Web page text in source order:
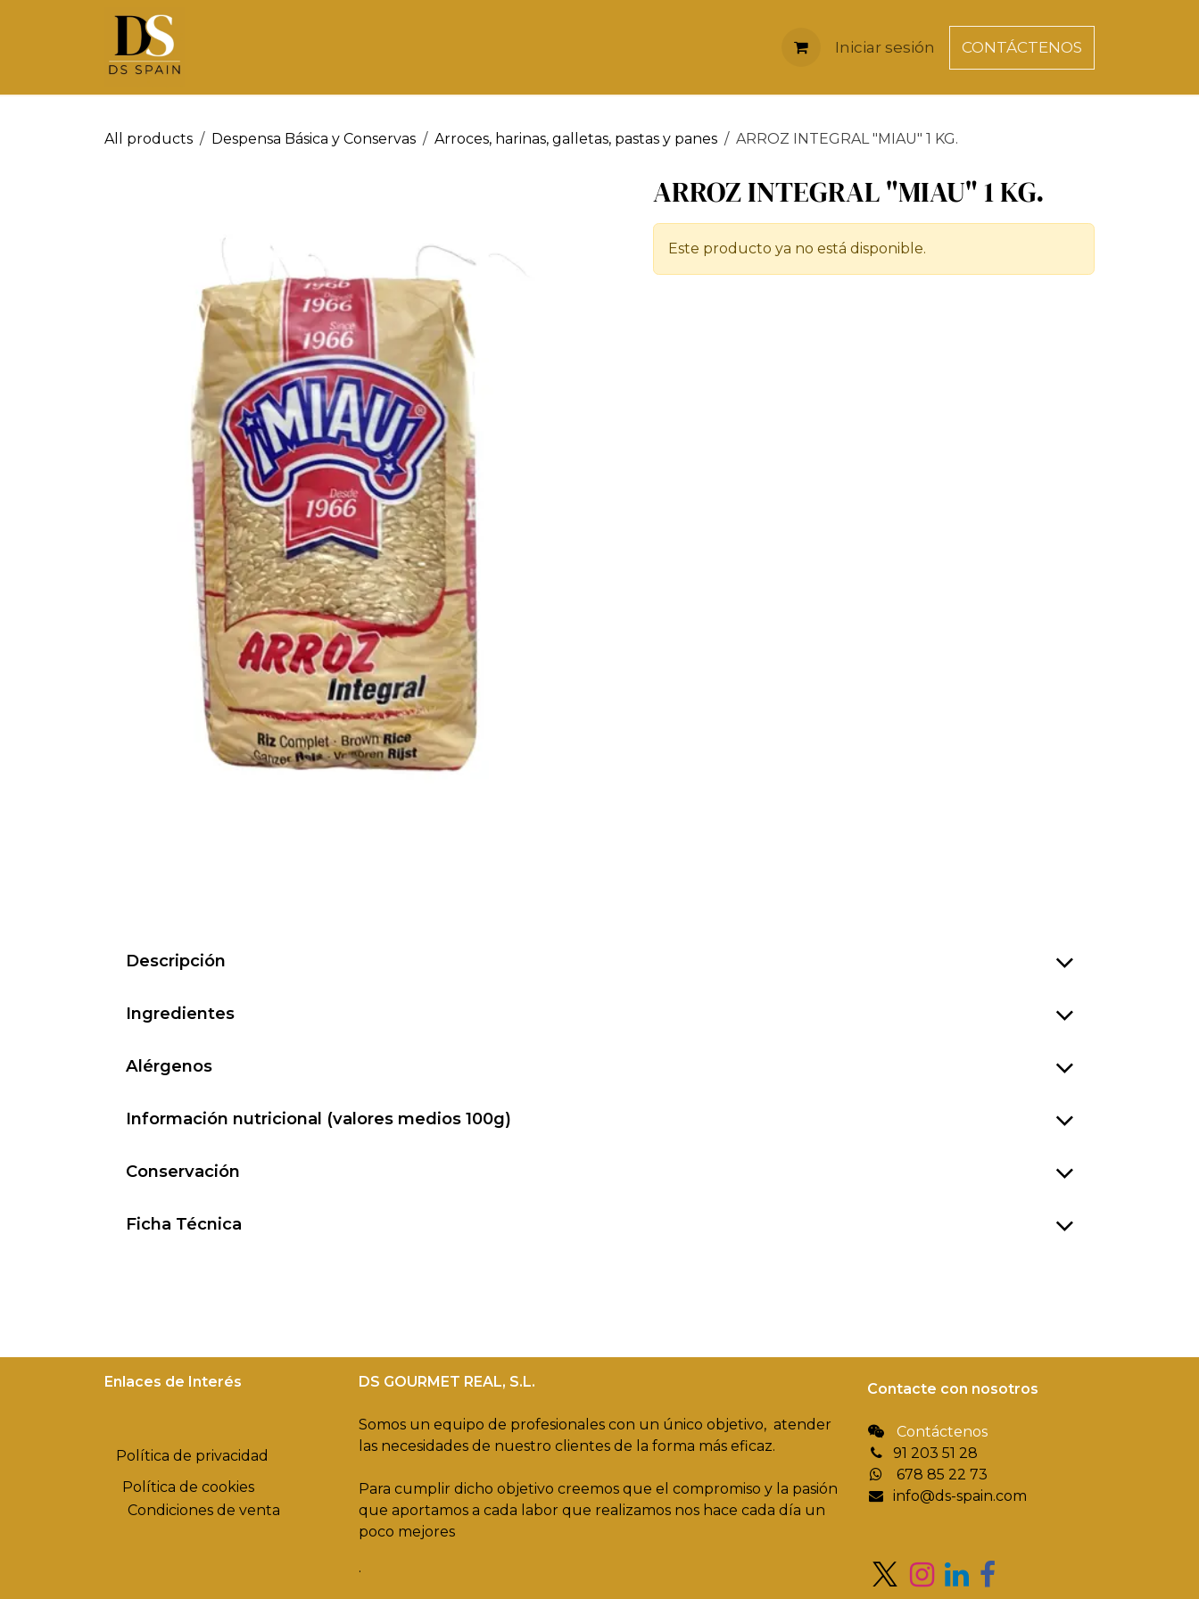
Iniciar sesión CONTÁCTENOS
All products Despensa Básica y Conservas Arroces, harinas, galletas, pastas y panes ARROZ INTEGRAL "MIAU" 1 KG.
ARROZ INTEGRAL "MIAU" 1 KG.
Este producto ya no está disponible.
Descripción
Ingredientes
Alérgenos
Información nutricional (valores medios 100g)
Conservación
Ficha Técnica
Enlaces de Interés
Política de privacidad
Política de cookies
Condiciones de venta
DS GOURMET REAL, S.L.
Somos un equipo de profesionales con un único objetivo, atender
las necesidades de nuestro clientes de la forma más eficaz.
Para cumplir dicho objetivo creemos que el compromiso y la pasión
que aportamos a cada labor que realizamos nos hace cada día un
poco mejores
.
Contacte con nosotros
Contáctenos
91 203 51 28
678 85 22 73
info@ds-spain.com